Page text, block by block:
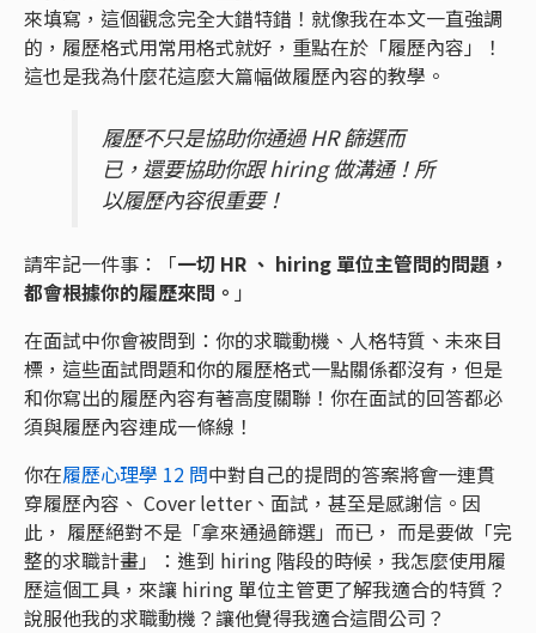
來填寫，這個觀念完全大錯特錯！就像我在本文一直強調
的，履歷格式用常用格式就好，重點在於「履歷內容」！
這也是我為什麼花這麼大篇幅做履歷內容的教學。
履歷不只是協助你通過 HR 篩選而
已，還要協助你跟 hiring 做溝通！所
以履歷內容很重要！
請牢記一件事：「一切 HR 、 hiring 單位主管問的問題，
都會根據你的履歷來問。 」
在面試中你會被問到：你的求職動機、人格特質、未來目
標，這些面試問題和你的履歷格式一點關係都沒有，但是
和你寫出的履歷內容有著高度關聯！你在面試的回答都必
須與履歷內容連成一條線！
你在履歷心理學 12 問中對自己的提問的答案將會一連貫
穿履歷內容、 Cover letter、面試，甚至是感謝信。因
此， 履歷絕對不是「拿來通過篩選」而已， 而是要做「完
整的求職計畫」：進到 hiring 階段的時候，我怎麼使用履
歷這個工具，來讓 hiring 單位主管更了解我適合的特質？
說服他我的求職動機？讓他覺得我適合這間公司？